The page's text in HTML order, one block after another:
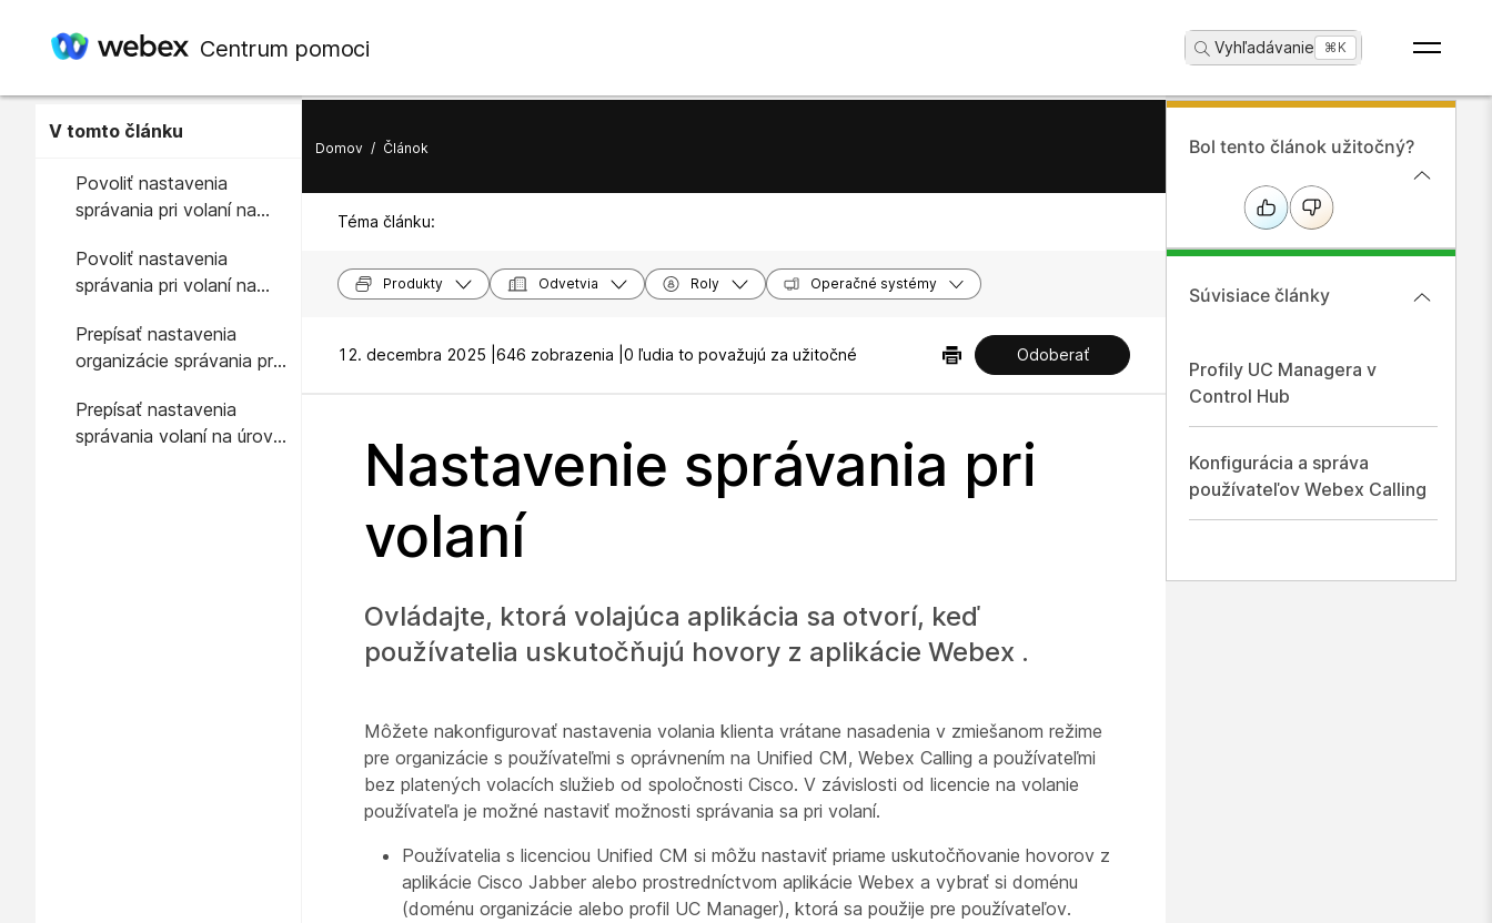
Centrum pomoci Vyhľadávanie ...⌘K
V tomto článku
Povoliť nastavenia
správania pri volaní na
Povoliť nastavenia
správania pri volaní na
Prepísať nastavenia
organizácie správania pri
používateľa
Prepísať nastavenia
správania volaní na úrovni
Domov / Článok
Téma článku:
Produkty Odvetvia Roly Operačné systémy
12. decembra 2025 | 646 zobrazenia | 0 ľudia to považujú za užitočné Odoberať
Nastavenie správania pri
volaní
Ovládajte, ktorá volajúca aplikácia sa otvorí, keď
používatelia uskutočňujú hovory z aplikácie Webex .
Môžete nakonfigurovať nastavenia volania klienta vrátane nasadenia v zmiešanom režime
pre organizácie s používateľmi s oprávnením na Unified CM, Webex Calling a používateľmi
bez platených volacích služieb od spoločnosti Cisco. V závislosti od licencie na volanie
používateľa je možné nastaviť možnosti správania sa pri volaní.
Používatelia s licenciou Unified CM si môžu nastaviť priame uskutočňovanie hovorov z
aplikácie Cisco Jabber alebo prostredníctvom aplikácie Webex a vybrať si doménu
(doménu organizácie alebo profil UC Manager), ktorá sa použije pre používateľov.
Bol tento článok užitočný?
Súvisiace články
Profily UC Managera v
Control Hub
Konfigurácia a správa
používateľov Webex Calling